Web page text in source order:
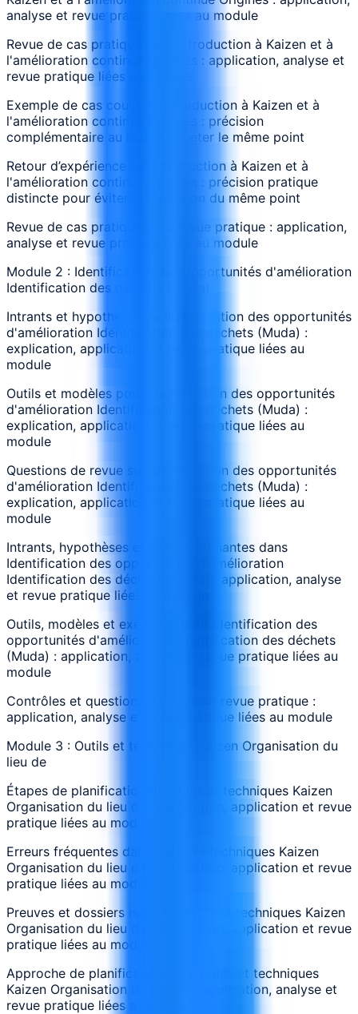
analyse et revue pratique liées au module
Revue de cas pratique pour Introduction à Kaizen et à
l'amélioration continue Origines : application, analyse et
revue pratique liées au module
Exemple de cas couvrant Introduction à Kaizen et à
l'amélioration continue Origines : précision
complémentaire au lieu de répéter le même point
Retour d’expérience sur Introduction à Kaizen et à
l'amélioration continue Origines : précision pratique
distincte pour éviter la répétition du même point
Revue de cas pratique pour revue pratique : application,
analyse et revue pratique liées au module
Module 2 : Identification des opportunités d'amélioration
Identification des déchets (Muda)
Intrants et hypothèses de Identification des opportunités
d'amélioration Identification des déchets (Muda) :
explication, application et revue pratique liées au
module
Outils et modèles pour Identification des opportunités
d'amélioration Identification des déchets (Muda) :
explication, application et revue pratique liées au
module
Questions de revue sur Identification des opportunités
d'amélioration Identification des déchets (Muda) :
explication, application et revue pratique liées au
module
Intrants, hypothèses et parties prenantes dans
Identification des opportunités d'amélioration
Identification des déchets (Muda) : application, analyse
et revue pratique liées au module
Outils, modèles et exemples pour Identification des
opportunités d'amélioration Identification des déchets
(Muda) : application, analyse et revue pratique liées au
module
Contrôles et questions de suivi sur revue pratique :
application, analyse et revue pratique liées au module
Module 3 : Outils et techniques Kaizen Organisation du
lieu de
Étapes de planification de Outils et techniques Kaizen
Organisation du lieu de : explication, application et revue
pratique liées au module
Erreurs fréquentes dans Outils et techniques Kaizen
Organisation du lieu de : explication, application et revue
pratique liées au module
Preuves et dossiers issus de Outils et techniques Kaizen
Organisation du lieu de : explication, application et revue
pratique liées au module
Approche de planification pour Outils et techniques
Kaizen Organisation du lieu de : application, analyse et
revue pratique liées au module